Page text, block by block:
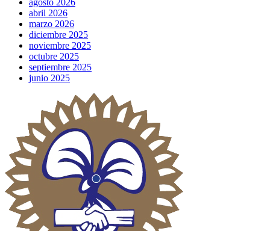
abril 2026
marzo 2026
diciembre 2025
noviembre 2025
octubre 2025
septiembre 2025
junio 2025